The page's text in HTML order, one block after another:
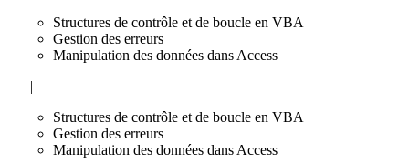
Structures de contrôle et de boucle en VBA
Gestion des erreurs
Manipulation des données dans Access
|
Structures de contrôle et de boucle en VBA
Gestion des erreurs
Manipulation des données dans Access